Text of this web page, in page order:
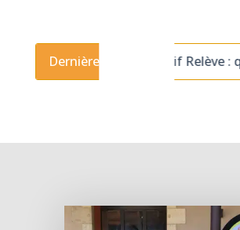
Dernières actus
recrutement de bénévoles